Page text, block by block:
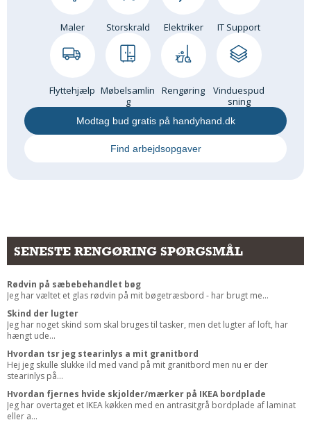
Maler Storskrald Elektriker IT Support
Flyttehjælp Møbelsamlin
g
Rengøring
Vinduespud
sning
Modtag bud gratis på handyhand.dk
Find arbejdsopgaver
SENESTE RENGØRING SPØRGSMÅL
Rødvin på sæbebehandlet bøg
Jeg har væltet et glas rødvin på mit bøgetræsbord - har brugt me...
Skind der lugter
Jeg har noget skind som skal bruges til tasker, men det lugter af loft, har
hængt ude...
Hvordan tsr jeg stearinlys a mit granitbord
Hej jeg skulle slukke ild med vand på mit granitbord men nu er der
stearinlys på...
Hvordan fjernes hvide skjolder/mærker på IKEA bordplade
Jeg har overtaget et IKEA køkken med en antrasitgrå bordplade af laminat
eller a...